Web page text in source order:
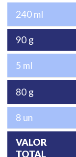
240 ml
90 g
5 ml
80 g
8 un
VALOR
TOTAL